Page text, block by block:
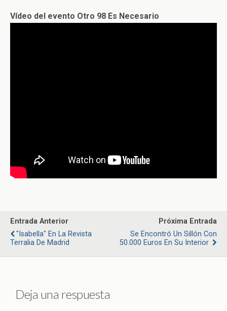
Vídeo del evento Otro 98 Es Necesario
Entrada Anterior
"Isabella" En La Revista
Terralia De Madrid
Próxima Entrada
Se Encontró Un Sillón Con
50.000 Euros En Su Interior
Deja una respuesta